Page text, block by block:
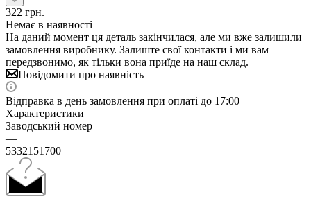
322 грн.
Немає в наявності
На даний момент ця деталь закінчилася, але ми вже залишили
замовлення виробнику. Залиште свої контакти і ми вам
передзвонимо, як тільки вона приїде на наш склад.
Повідомити про наявність
Відправка в день замовлення при оплаті до 17:00
Характеристики
Заводський номер
—
5332151700